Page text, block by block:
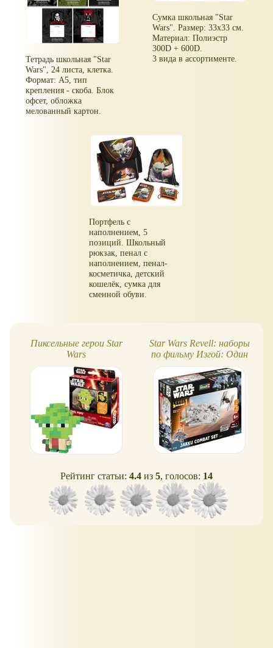
Тетрадь школьная "Star
Wars", 24 листа, клетка.
Формат: А5, тип
крепления - скоба. Блок
офсет, обложка
мелованный картон.
Сумка школьная "Star
Wars". Размер: 33х33 см.
Материал: Полиэстр
300D + 600D.
3 вида в ассортименте.
Портфель с
наполнением, 5
позиций. Школьный
рюкзак, пенал с
наполнением, пенал-
косметичка, детский
кошелёк, сумка для
сменной обуви.
Пиксельные герои Star
Wars
Star Wars Revell: наборы
по фильму Изгой: Один
Рейтинг статьи: 4.4 из 5, голосов: 14